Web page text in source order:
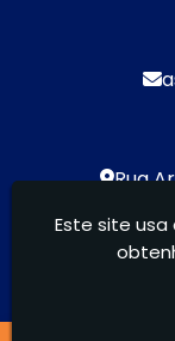
Rua
Aspecto
Este site